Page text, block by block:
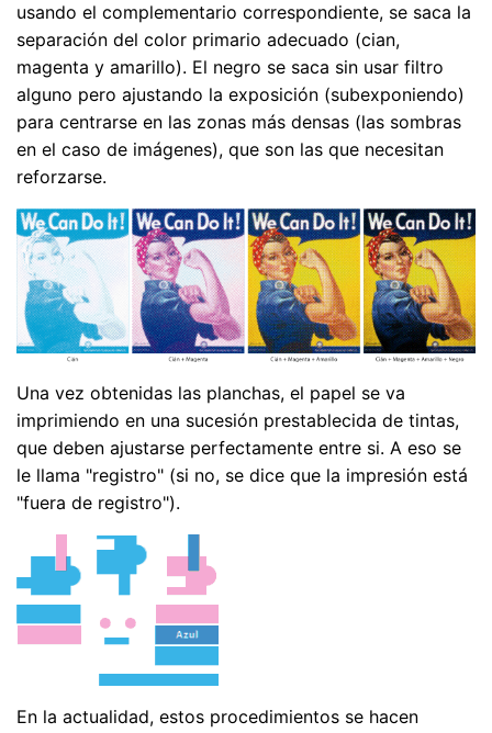
usando el complementario correspondiente, se saca la
separación del color primario adecuado (cian,
magenta y amarillo). El negro se saca sin usar filtro
alguno pero ajustando la exposición (subexponiendo)
para centrarse en las zonas más densas (las sombras
en el caso de imágenes), que son las que necesitan
reforzarse.
Una vez obtenidas las planchas, el papel se va
imprimiendo en una sucesión prestablecida de tintas,
que deben ajustarse perfectamente entre si. A eso se
le llama "registro" (si no, se dice que la impresión está
"fuera de registro").
En la actualidad, estos procedimientos se hacen